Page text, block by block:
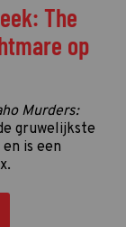
The
op
Murders:
gruwelijkste
is een